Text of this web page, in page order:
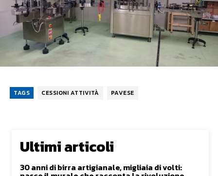
TAGS CESSIONI ATTIVITÀ PAVESE
Ultimi articoli
30 anni di birra artigianale, migliaia di volti: